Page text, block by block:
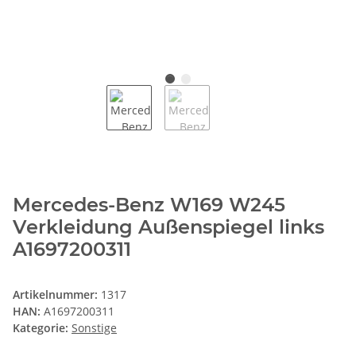
Mercedes-Benz W169 W245
Verkleidung Außenspiegel links
A1697200311
Artikelnummer: 1317
HAN: A1697200311
Kategorie: Sonstige